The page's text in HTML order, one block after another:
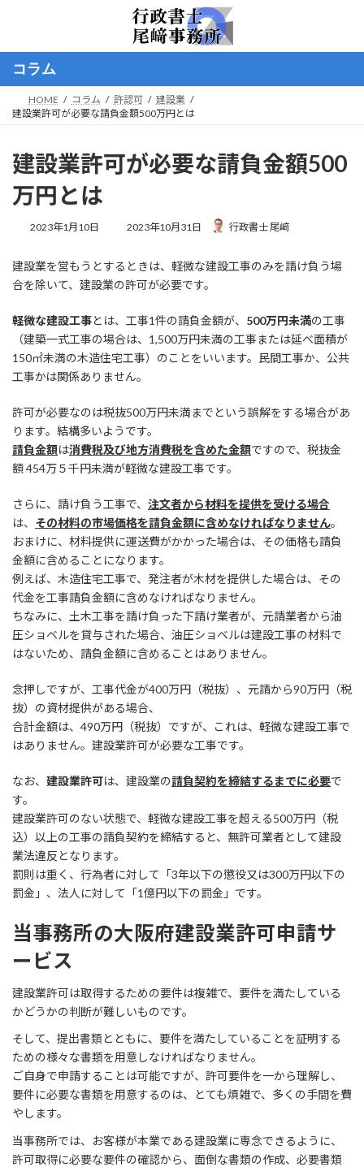
ン
へ
ー
ョ
コラム
HOME コラム 許認可
建設業
建設業許可が必要な請負金額500万円とは
建設業許可が必要な請負金額500
万円とは
2023年1月10日
最
新
日
2023年10月31日 行政書士 尾﨑
建設業を営もうとするときは、軽微な建設工事のみを請け負う場
合を除いて、建設業の許可が必要です。
軽微な建設工事とは、工事1件の請負金額が、 500万円未満の工事
（建築一式工事の場合は、1,500万円未満の工事または延べ面積が
150㎡未満の木造住宅工事）のことをいいます。民間工事か、公共
工事かは関係ありません。
許可が必要なのは税抜500万円未満までという誤解をする場合があ
ります。結構多いようです。
請負金額は消費税及び地方消費税を含めた金額ですので、税抜金
額 454万５千円未満が軽微な建設工事です。
さらに、請け負う工事で、 注文者から材料を提供を受ける場合
は、 その材料の市場価格を請負金額に含めなければなりません。
おまけに、材料提供に運送費がかかった場合は、その価格も請負
金額に含めることになります。
例えば、木造住宅工事で、発注者が木材を提供した場合は、その
代金を工事請負金額に含めなければなりません。
ちなみに、土木工事を請け負った下請け業者が、元請業者から油
圧ショベルを貸与された場合、油圧ショベルは建設工事の材料で
はないため、請負金額に含めることはありません。
念押しですが、工事代金が400万円（税抜）、元請から90万円（税
抜）の資材提供がある場合、
合計金額は、490万円（税抜）ですが、これは、軽微な建設工事で
はありません。建設業許可が必要な工事です。
なお、 建設業許可は、建設業の請負契約を締結するまでに必要で
す。
建設業許可のない状態で、軽微な建設工事を超える500万円（税
込）以上の工事の請負契約を締結すると、無許可業者として建設
業法違反となります。
罰則は重く、行為者に対して「3年以下の懲役又は300万円以下の
罰金」、法人に対して「1億円以下の罰金」です。
当事務所の大阪府建設業許可申請サ
ービス
建設業許可は取得するための要件は複雑で、要件を満たしている
かどうかの判断が難しいものです。
そして、提出書類とともに、要件を満たしていることを証明する
ための様々な書類を用意しなければなりません。
ご自身で申請することは可能ですが、許可要件を一から理解し、
要件に必要な書類を用意するのは、とても煩雑で、多くの手間を費
やします。
当事務所では、お客様が本業である建設業に専念できるように、
許可取得に必要な要件の確認から、面倒な書類の作成、必要書類